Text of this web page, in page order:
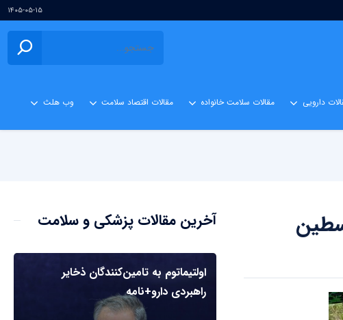
۱۴۰۵-۰۵-۱۵
دارویی مقالات سلامت خانواده مقالات اقتصاد سلامت وب هلث
آخرین مقالات پزشکی و سلامت
اولتیماتوم به تامین‌کنندگان ذخایر
راهبردی دارو+نامه